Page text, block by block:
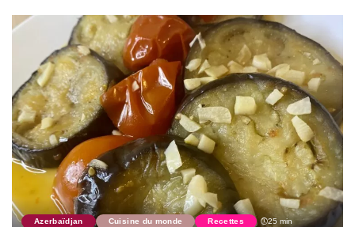
Azerbaïdjan Cuisine du monde Recettes 25 min